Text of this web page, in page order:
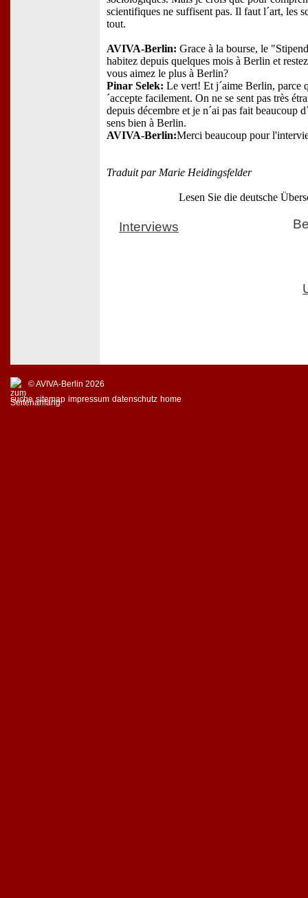
scientifiques ne suffisent pas. Il faut l´art, les
tout.
AVIVA-Berlin: Grace à la bourse, le
habitez depuis quelques mois à Berlin et
vous aimez le plus à Berlin?
Pinar Selek: Le vert! Et j´aime Berlin, parce
´accepte facilement. On ne se sent pas très
depuis décembre et je n´ai pas fait beaucoup
sens bien à Berlin.
AVIVA-Berlin:Merci beaucoup pour
Traduit par Marie Heidingsfelder
Lesen Sie die deutsche
Interviews
© AVIVA-Berlin 2026
suche sitemap impressum datenschutz home